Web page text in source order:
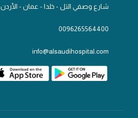
شارع وصفي التل - خلدا - عمان - الأردن
0096265564400
info@alsaudihospital.com